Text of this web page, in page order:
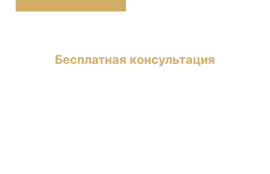
Бесплатная консультация